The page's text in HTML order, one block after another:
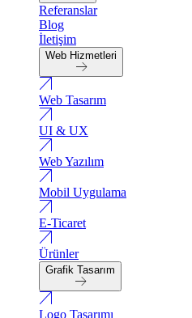
Referanslar
Blog
İletişim
Web Hizmetleri
Web Tasarım
UI & UX
Web Yazılım
Mobil Uygulama
E-Ticaret
Ürünler
Grafik Tasarım
Logo Tasarımı